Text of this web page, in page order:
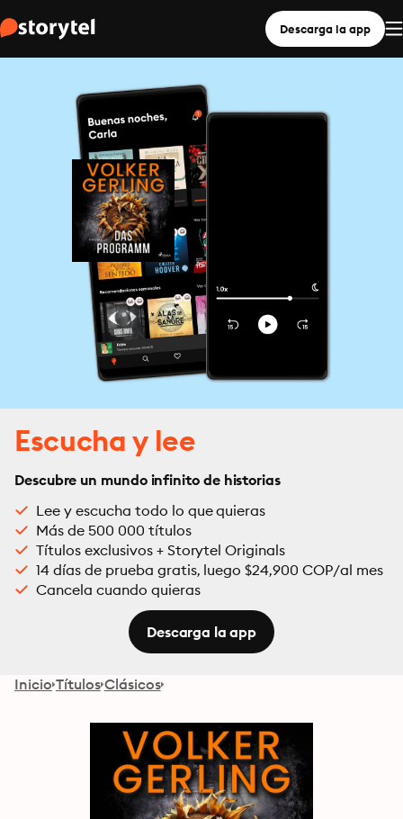
Descarga la app
Escucha y lee
Descubre un mundo infinito de historias
Lee y escucha todo lo que quieras
Más de 500 000 títulos
Títulos exclusivos + Storytel Originals
14 días de prueba gratis, luego $24,900 COP/al mes
Cancela cuando quieras
Descarga la app
Inicio Títulos Clásicos